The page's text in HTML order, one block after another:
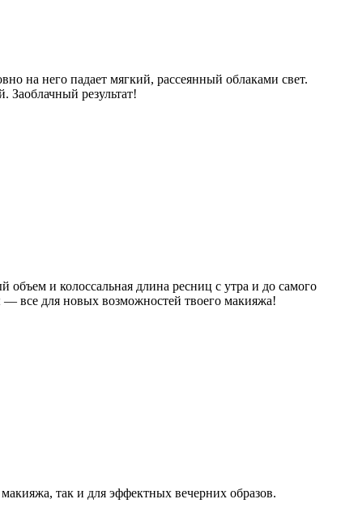
на него падает мягкий, рассеянный облаками свет.
Заоблачный результат!
объем и колоссальная длина ресниц с утра и до самого
— все для новых возможностей твоего макияжа!
так и для эффектных вечерних образов.